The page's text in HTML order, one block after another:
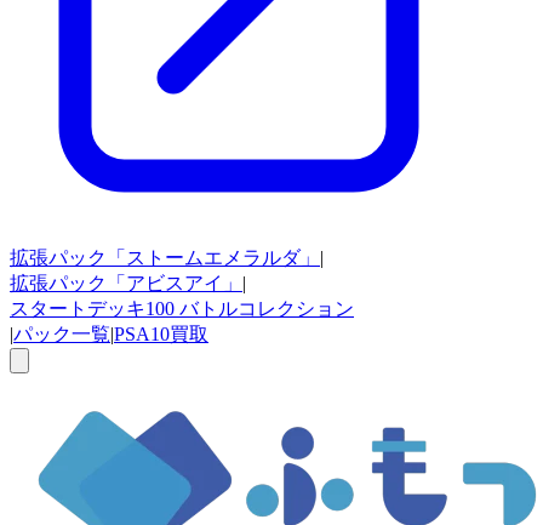
拡張パック 「ストームエメラルダ」 |
拡張パック
「アビスアイ」 |
スタートデッキ100 バトルコレクション
|パック一覧|PSA10買取